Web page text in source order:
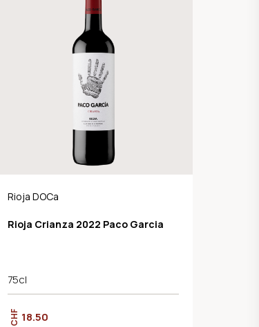
Rioja DOCa
Rioja Crianza 2022 Paco Garcia
75cl
CHF 18.50